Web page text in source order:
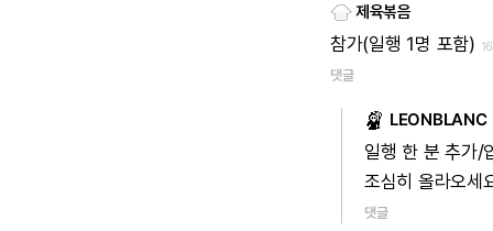
제육볶음
참가(일행 1명 포함)
댓글
LEONBLANC
일행 한 분 추가/
조심히 올라오세
댓글